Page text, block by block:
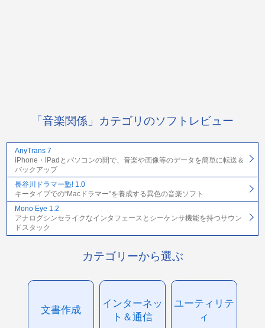
「音楽関係」カテゴリのソフトレビュー
AnyTrans 7
iPhone・iPadとパソコンの間で、音楽や画像等のデータを簡単に転送＆
バックアップ
長谷川ドラマー塾! 1.0
キータイプでの“Macドラマー”を養成する異色の音楽ソフト
Mono Eye 1.2
アナログシンセライクなインタフェースとシーケンサ機能を持つサウン
ドスタック
カテゴリーから選ぶ
文書作成
インターネッ
ト＆通信
ユーティリテ
ィ